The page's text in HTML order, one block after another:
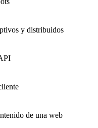
y distribuidos
de una web